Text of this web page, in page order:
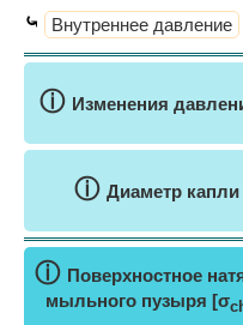
⤿ Внутреннее давление
ⓘ Изменения
ⓘ Диаметр
ⓘ Поверхностное
мыльного пузыря [σ